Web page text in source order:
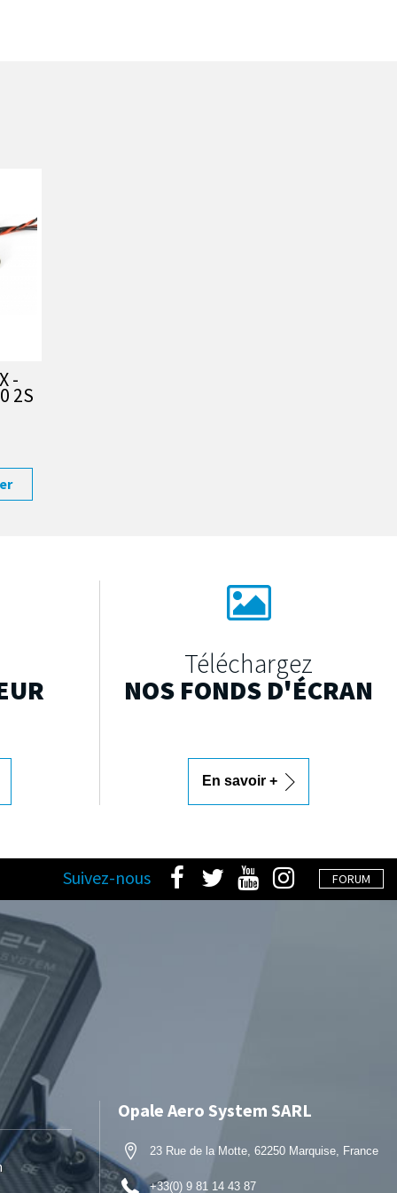
-
2S
Téléchargez
NOS FONDS D'ÉCRAN
En savoir +
FORUM
Suivez-nous
Opale Aero System SARL
23 Rue de la Motte, 62250 Marquise, France
+33(0) 9 81 14 43 87